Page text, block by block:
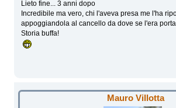
Lieto fine... 3 anni dopo
Incredibile ma vero, chi l'aveva presa me l'ha
appoggiandola al cancello da dove se l'era
Storia buffa!
Mauro Villotta